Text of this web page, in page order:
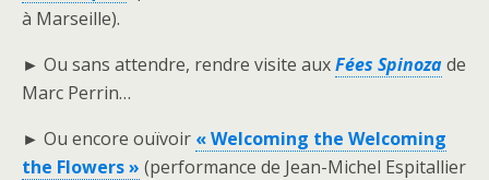
à Marseille).
► Ou sans attendre, rendre visite auxFées Spinozade
Marc Perrin…
► Ou encore ouïvoir « Welcoming the Welcoming
the Flowers » (performance de Jean-Michel Espitallier